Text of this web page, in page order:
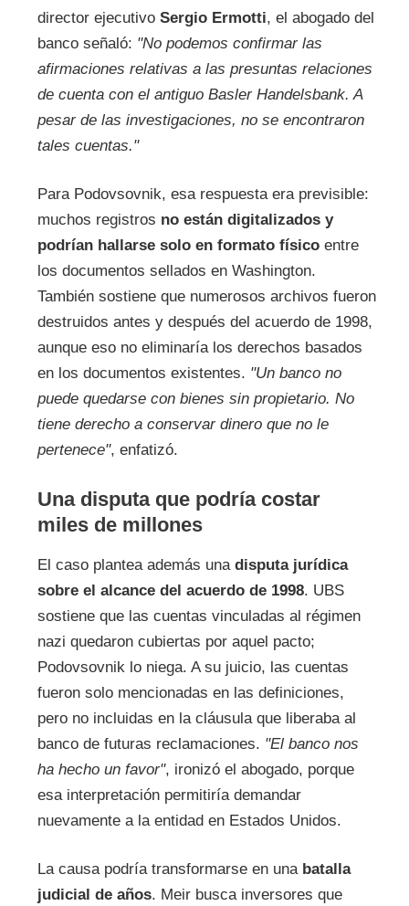
director ejecutivo Sergio Ermotti, el abogado del
banco señaló: "No podemos confirmar las
afirmaciones relativas a las presuntas relaciones
de cuenta con el antiguo Basler Handelsbank. A
pesar de las investigaciones, no se encontraron
tales cuentas."
Para Podovsovnik, esa respuesta era previsible:
muchos registros no están digitalizados y
podrían hallarse solo en formato físicoentre
los documentos sellados en Washington.
También sostiene que numerosos archivos fueron
destruidos antes y después del acuerdo de 1998,
aunque eso no eliminaría los derechos basados
en los documentos existentes. "Un banco no
puede quedarse con bienes sin propietario. No
tiene derecho a conservar dinero que no le
pertenece", enfatizó.
Una disputa que podría costar
miles de millones
El caso plantea además una disputa jurídica
sobre el alcance del acuerdo de 1998. UBS
sostiene que las cuentas vinculadas al régimen
nazi quedaron cubiertas por aquel pacto;
Podovsovnik lo niega. A su juicio, las cuentas
fueron solo mencionadas en las definiciones,
pero no incluidas en la cláusula que liberaba al
banco de futuras reclamaciones. "El banco nos
ha hecho un favor", ironizó el abogado, porque
esa interpretación permitiría demandar
nuevamente a la entidad en Estados Unidos.
La causa podría transformarse en una batalla
judicial de años. Meir busca inversores que